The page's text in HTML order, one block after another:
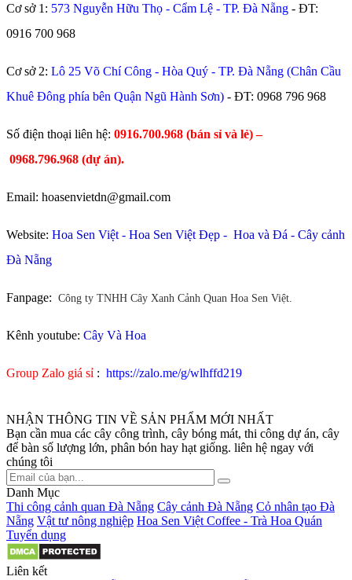
Cơ sở 1: 573 Nguyễn Hữu Thọ - Cẩm Lệ - TP. Đà Nẵng - ĐT:
0916 700 968
Cơ sở 2: Lô 25 Võ Chí Công - Hòa Quý - TP. Đà Nẵng (Chân Cầu
Khuê Đông phía bên Quận Ngũ Hành Sơn) - ĐT: 0968 796 968
​Số điện thoại liên hệ: 0916.700.968 (bán sỉ và lẻ) –
0968.796.968 (dự án).
Email: hoasenvietdn@gmail.com
Website: Hoa Sen Việt - Hoa Sen Việt Đẹp - Hoa và Đá - Cây cảnh
Đà Nẵng
Fanpage: Công ty TNHH Cây Xanh Cảnh Quan Hoa Sen Việt.
Kênh youtube: Cây Và Hoa
Group Zalo giá sỉ : https://zalo.me/g/wlhffd219
NHẬN THÔNG TIN VỀ SẢN PHẨM MỚI NHẤT
Bạn cần mua các cây công trình, cây bóng mát, thi công dự án, cây
để bàn số lượng lớn, phân bón hay hạt giống. liên hệ ngay với
chúng tôi
Danh Mục
Thi công cảnh quan Đà Nẵng Cây cảnh Đà Nẵng Cỏ nhân tạo Đà
Nẵng Vật tư nông nghiệp Hoa Sen Việt Coffee - Trà Hoa Quán
Tuyển dụng
Liên kết